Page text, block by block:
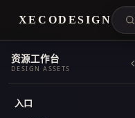
XECODESIGN
资源工作台
DESIGN ASSETS
入口